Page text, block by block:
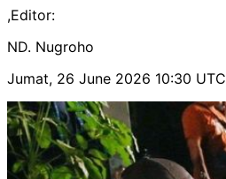
,Editor:
ND. Nugroho
Jumat, 26 June 2026 10:30 UTC